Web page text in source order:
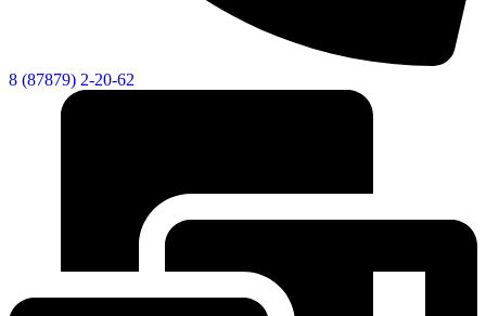
8 (87879) 2-20-62